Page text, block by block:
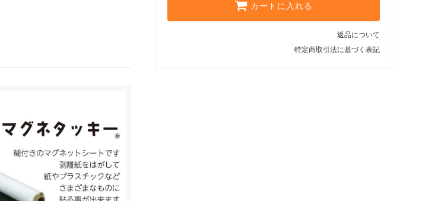
カートに入れる
返品について
特定商取引法に基づく表記